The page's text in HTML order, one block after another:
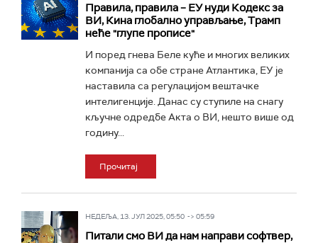
Правила, правила – ЕУ нуди Кодекс за
ВИ, Кина глобално управљање, Трамп
неће "глупе прописе"
И поред гнева Беле куће и многих великих
компанија са обе стране Атлантика, ЕУ је
наставила са регулацијом вештачке
интелигенције. Данас су ступиле на снагу
кључне одредбе Акта о ВИ, нешто више од
годину...
Прочитај
НЕДЕЉА, 13. ЈУЛ 2025, 05:50 -> 05:59
Питали смо ВИ да нам направи софтвер,